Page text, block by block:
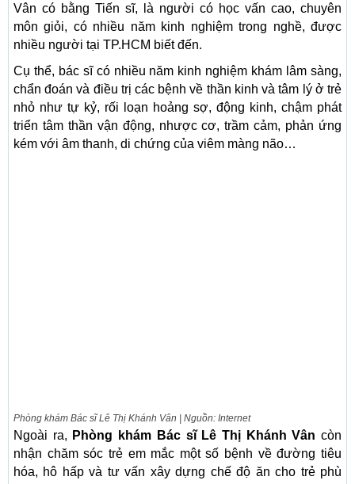
Vân có bằng Tiến sĩ, là người có học vấn cao, chuyên
môn giỏi, có nhiều năm kinh nghiệm trong nghề, được
nhiều người tại TP.HCM biết đến.
Cụ thể, bác sĩ có nhiều năm kinh nghiệm khám lâm sàng,
chẩn đoán và điều trị các bệnh về thần kinh và tâm lý ở trẻ
nhỏ như tự kỷ, rối loạn hoảng sợ, động kinh, chậm phát
triển tâm thần vận động, nhược cơ, trầm cảm, phản ứng
kém với âm thanh, di chứng của viêm màng não…
Phòng khám Bác sĩ Lê Thị Khánh Vân | Nguồn: Internet
Ngoài ra, Phòng khám Bác sĩ Lê Thị Khánh Vân còn
nhận chăm sóc trẻ em mắc một số bệnh về đường tiêu
hóa, hô hấp và tư vấn xây dựng chế độ ăn cho trẻ phù